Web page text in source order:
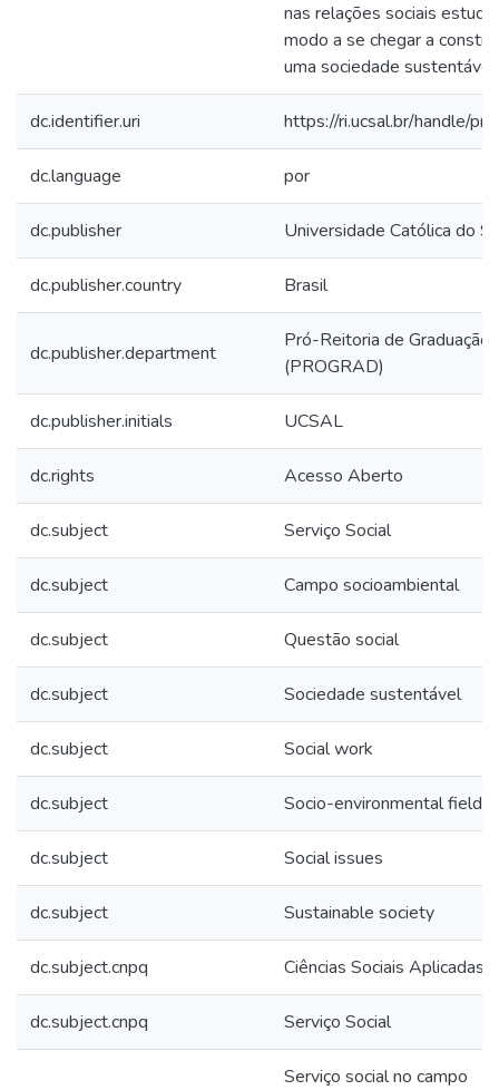
nas relações sociais
modo a se chegar a
uma sociedade sustentável.
dc.identifier.uri https://ri.ucsal.br/handle/
dc.language por
dc.publisher Universidade Católica do
dc.publisher.country Brasil
dc.publisher.department
Pró-Reitoria de Graduação
(PROGRAD)
dc.publisher.initials UCSAL
dc.rights Acesso Aberto
dc.subject Serviço Social
dc.subject Campo socioambiental
dc.subject Questão social
dc.subject Sociedade sustentável
dc.subject Social work
dc.subject Socio-environmental field
dc.subject Social issues
dc.subject Sustainable society
dc.subject.cnpq Ciências Sociais Aplicadas
dc.subject.cnpq Serviço Social
Serviço social no campo